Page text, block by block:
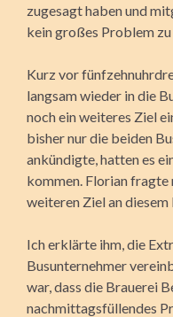
zugesagt haben und
kein großes Problem zu
Kurz vor
langsam wieder in die
noch ein weiteres Ziel
bisher nur die beiden
ankündigte, hatten es
kommen. Florian fragte
weiteren Ziel an
Ich erklärte ihm, die
Busunternehmer
war, dass die Brauerei
nachmittagsfüllendes